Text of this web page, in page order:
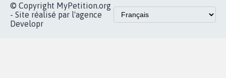
© Copyright MyPetition.org
- Site réalisé par l'agence
Developr